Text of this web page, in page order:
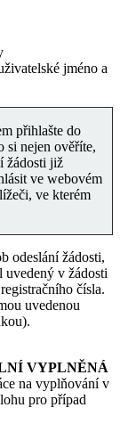
jméno a
přihlašte do
si nejen ověříte,
žádosti již
ve webovém
ve kterém
odeslání žádosti,
uvedený v žádosti
čísla.
uvedenou
VYPLNĚNÁ
na vyplňování v
pro případ